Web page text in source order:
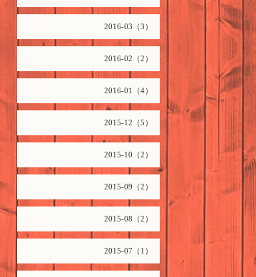
2016-03（3）
2016-02（2）
2016-01（4）
2015-12（5）
2015-10（2）
2015-09（2）
2015-08（2）
2015-07（1）